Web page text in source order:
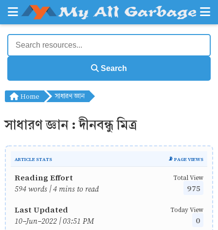
Search
Home সাধারণ জ্ঞান
সাধারণ জ্ঞান : দীনবন্ধু মিত্র
ARTICLE STATS 📡 PAGE VIEWS
Reading Effort
594 words | 4 mins to read
Total View
975
Last Updated
10-Jun-2022 | 03:51 PM
Today View
0